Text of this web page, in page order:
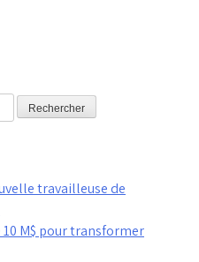
travailleuse de
10 M$ pour transformer